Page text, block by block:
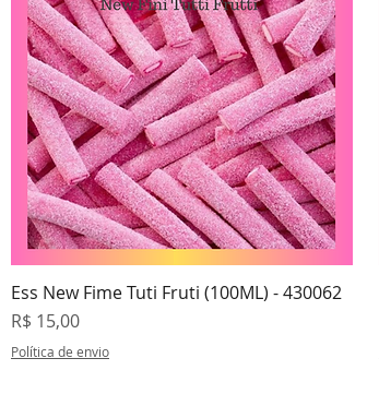
Visualização rápida
Ess New Fime Tuti Fruti (100ML) - 430062
Preço
R$ 15,00
Política de envio